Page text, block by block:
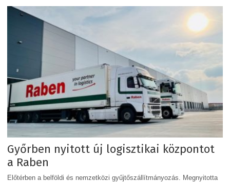
Győrben nyitott új logisztikai központot
a Raben
Előtérben a belföldi és nemzetközi gyűjtőszállítmányozás. Megnyitotta